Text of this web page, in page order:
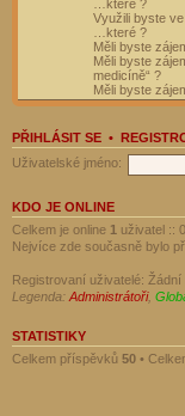
…které ?
Využili byste
…které ?
Měli byste
Měli byste
medicíně“ ?
Měli byste
PŘIHLÁSIT SE •
Uživatelské jméno:
KDO JE ONLINE
Celkem je online 1 uživatel ::
Nejvíce zde současně bylo
Registrovaní uživatelé:
Legenda: Administrátoři,
STATISTIKY
Celkem příspěvků 50 •